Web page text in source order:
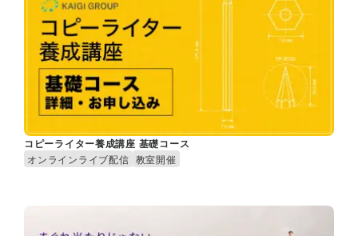
コピーライター養成講座 基礎コース
オンラインライブ配信 教室開催